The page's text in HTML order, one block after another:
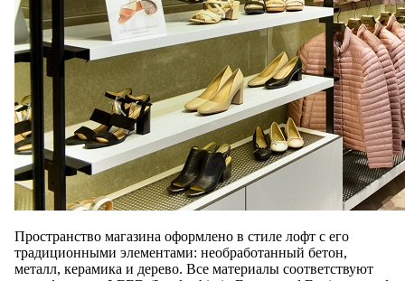
Пространство магазина оформлено в стиле лофт с его
традиционными элементами: необработанный бетон,
металл, керамика и дерево. Все материалы соответствуют